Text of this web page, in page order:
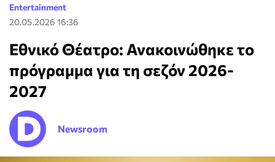
Entertainment
20.05.2026 16:36
Εθνικό Θέατρο: Ανακοινώθηκε το
πρόγραμμα για τη σεζόν 2026-
2027
Newsroom